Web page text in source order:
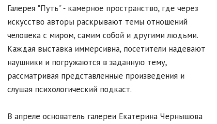
Галерея "Путь" - камерное пространство, где через
искусство авторы раскрывают темы отношений
человека с миром, самим собой и другими людьми.
Каждая выставка иммерсивна, посетители надевают
наушники и погружаются в заданную тему,
рассматривая представленные произведения и
слушая психологический подкаст.
В апреле основатель галереи Екатерина Чернышова